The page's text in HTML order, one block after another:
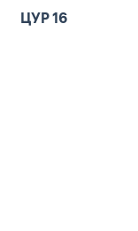
ЦУР 16